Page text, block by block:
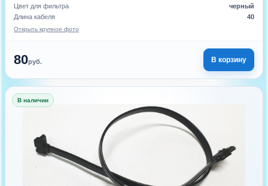
Цвет для фильтра
черный
Длина кабеля
40
Открыть крупное фото
80руб. В корзину
В наличии